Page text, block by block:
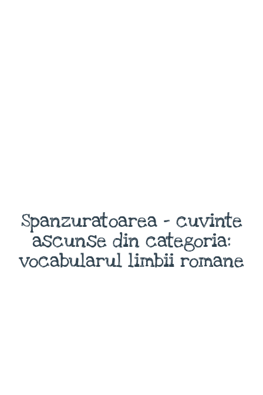
Spanzuratoarea - cuvinte
ascunse din categoria:
vocabularul limbii romane